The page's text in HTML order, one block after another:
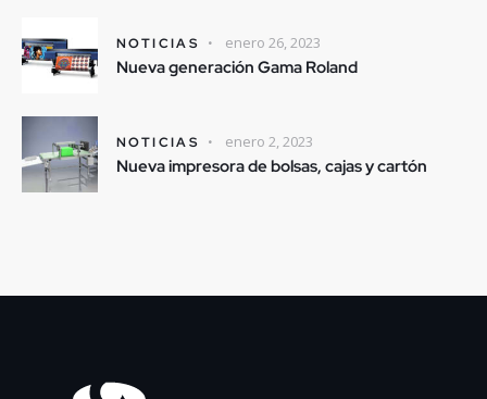
NOTICIAS enero 26, 2023
Nueva generación Gama Roland
NOTICIAS enero 2, 2023
Nueva impresora de bolsas, cajas y cartón